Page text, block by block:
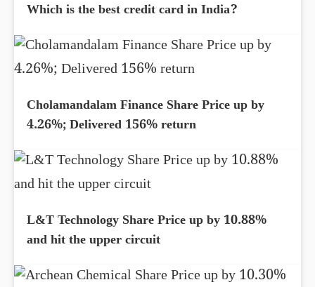
Which is the best credit card in India?
Cholamandalam Finance Share Price up by
4.26%; Delivered 156% return
L&T Technology Share Price up by 10.88%
and hit the upper circuit